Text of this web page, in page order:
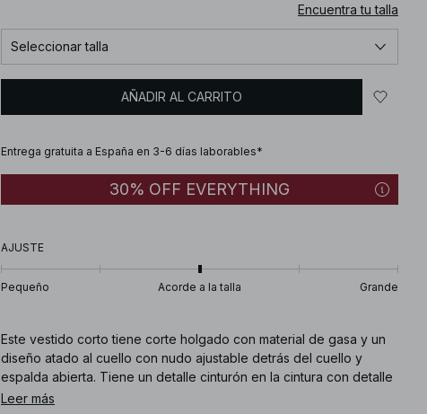
Encuentra tu talla
Seleccionar talla
AÑADIR AL CARRITO
Entrega gratuita a España en 3-6 días laborables*
30% OFF EVERYTHING
AJUSTE
Pequeño Acorde a la talla Grande
Este vestido corto tiene corte holgado con material de gasa y un
diseño atado al cuello con nudo ajustable detrás del cuello y
espalda abierta. Tiene un detalle cinturón en la cintura con detalle
fruncido y un forro interior.
Leer más